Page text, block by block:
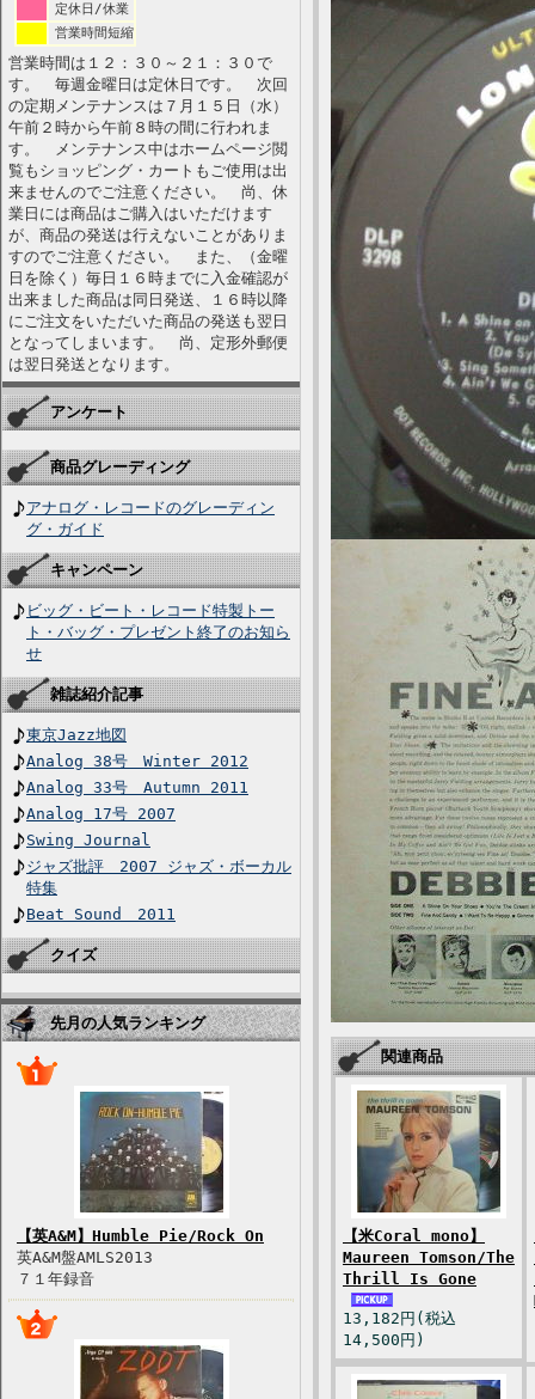
定休日/休業
営業時間短縮
営業時間は１２：３０～２１：３０で
す。 毎週金曜日は定休日です。 次回
の定期メンテナンスは７月１５日（水）
午前２時から午前８時の間に行われま
す。 メンテナンス中はホームページ閲
覧もショッピング・カートもご使用は出
来ませんのでご注意ください。 尚、休
業日には商品はご購入はいただけます
が、商品の発送は行えないことがありま
すのでご注意ください。 また、（金曜
日を除く）毎日１６時までに入金確認が
出来ました商品は同日発送、１６時以降
にご注文をいただいた商品の発送も翌日
となってしまいます。 尚、定形外郵便
は翌日発送となります。
アンケート
商品グレーディング
アナログ・レコードのグレーディン
グ・ガイド
キャンペーン
ビッグ・ビート・レコード特製トー
ト・バッグ・プレゼント終了のお知ら
せ
雑誌紹介記事
東京Jazz地図
Analog 38号 Winter 2012
Analog 33号 Autumn 2011
Analog 17号 2007
Swing Journal
ジャズ批評 2007 ジャズ・ボーカル
特集
Beat Sound 2011
クイズ
先月の人気ランキング
【英A&M】Humble Pie/Rock On
英A&M盤AMLS2013
７１年録音
関連商品
【米Coral mono】
Maureen Tomson/The
Thrill Is Gone
13,182円(税込
14,500円)